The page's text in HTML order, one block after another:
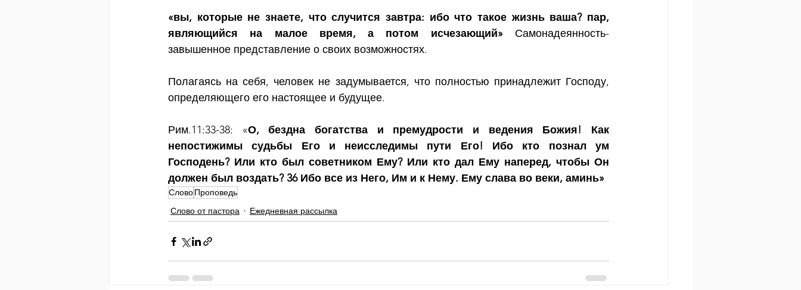
«вы, которые не знаете, что случится завтра: ибо что такое жизнь ваша? пар,
являющийся на малое время, а потом исчезающий» Самонадеянность-
завышенное представление о своих возможностях.
Полагаясь на себя, человек не задумывается, что полностью принадлежит Господу,
определяющего его настоящее и будущее.
Рим.11:33-38: «О, бездна богатства и премудрости и ведения Божия! Как
непостижимы судьбы Его и неисследимы пути Его! Ибо кто познал ум
Господень? Или кто был советником Ему? Или кто дал Ему наперед, чтобы Он
должен был воздать? 36 Ибо все из Него, Им и к Нему. Ему слава во веки, аминь»
СловоПроповедь
Слово от пастора
Ежедневная рассылка